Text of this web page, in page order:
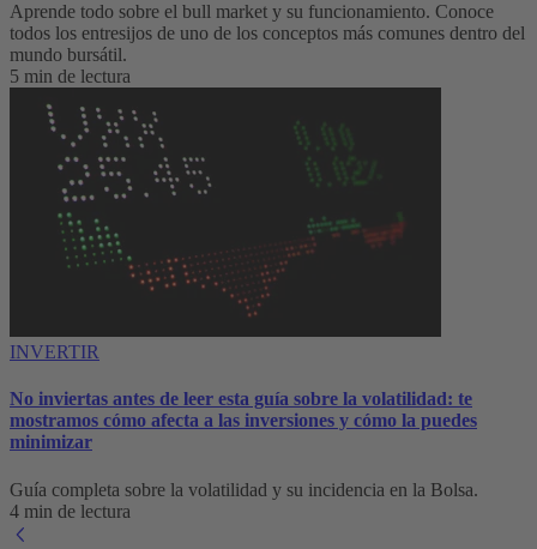
Aprende todo sobre el bull market y su funcionamiento. Conoce
todos los entresijos de uno de los conceptos más comunes dentro del
mundo bursátil.
5 min de lectura
INVERTIR
No inviertas antes de leer esta guía sobre la volatilidad: te
mostramos cómo afecta a las inversiones y cómo la puedes
minimizar
Guía completa sobre la volatilidad y su incidencia en la Bolsa.
4 min de lectura